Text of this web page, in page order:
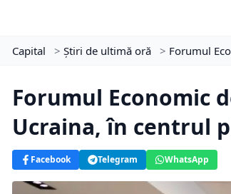
Capital > Știri de ultimă oră > Forumul
Forumul Economic
Ucraina, în centrul
Facebook Telegram WhatsApp